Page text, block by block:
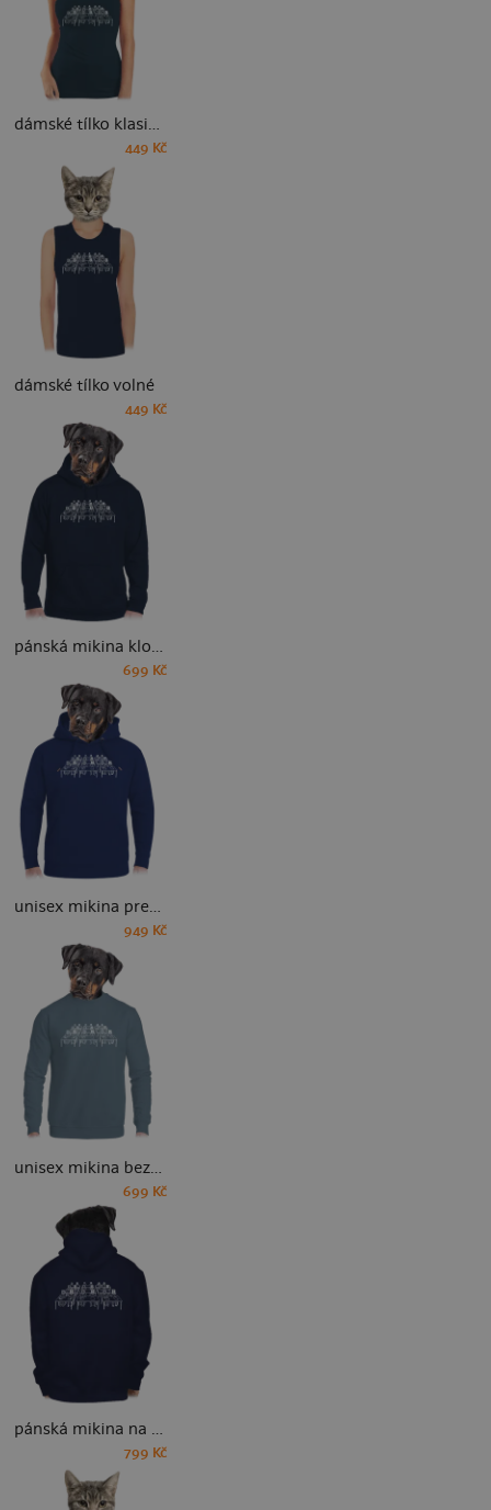
dámské tílko klasické
449 Kč
dámské tílko volné
449 Kč
pánská mikina klokanka
699 Kč
unisex mikina premium
949 Kč
unisex mikina bez kapuce
699 Kč
pánská mikina na zip
799 Kč